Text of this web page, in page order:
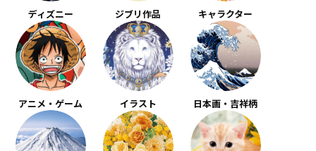
ディズニー ジブリ作品 キャラクター
アニメ・ゲーム イラスト 日本画・吉祥柄